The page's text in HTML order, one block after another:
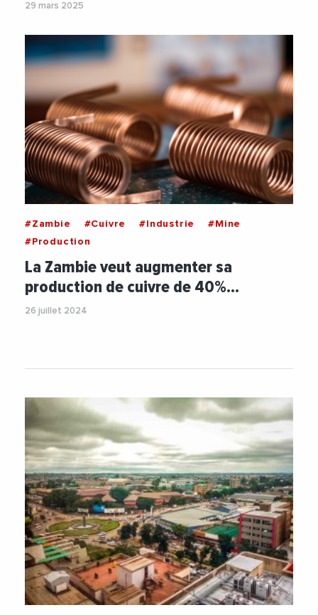
29 mars 2025
#Zambie #Cuivre #Industrie
#Mine
#Production
La Zambie veut augmenter sa
production de cuivre de 40%…
26 juillet 2024